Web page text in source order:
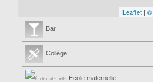
Leaflet | ©
Bar
Collège
École maternelle